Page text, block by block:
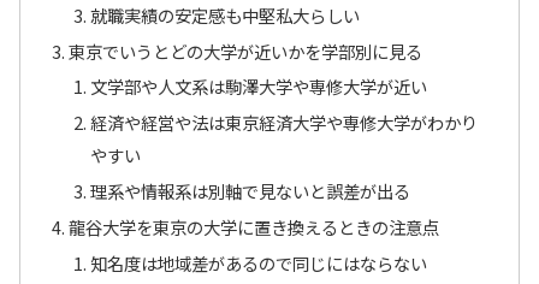
就職実績の安定感も中堅私大らしい
東京でいうとどの大学が近いかを学部別に見る
文学部や人文系は駒澤大学や専修大学が近い
経済や経営や法は東京経済大学や専修大学がわかり
やすい
理系や情報系は別軸で見ないと誤差が出る
龍谷大学を東京の大学に置き換えるときの注意点
知名度は地域差があるので同じにはならない